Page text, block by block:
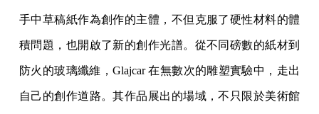
手中草稿紙作為創作的主體，不但克服了硬性材料的體
積問題，也開啟了新的創作光譜。從不同磅數的紙材到
防火的玻璃纖維，Glajcar 在無數次的雕塑實驗中，走出
自己的創作道路。其作品展出的場域，不只限於美術館